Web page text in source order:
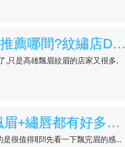
【高雄飄眉】紋眉哪間好?霧眉店家比較推薦哪間?紋繡店Double Q就很厲害~
,只是高雄飄眉紋眉的店家又很多,
【高雄飄眉】Double Q紋繡店紋眼線+飄眉+繡唇都有好多網友推薦~
很值得耶!!先看一下飄完眉的感...